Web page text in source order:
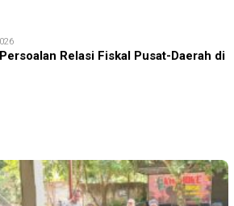
Relasi Fiskal Pusat-Daerah di